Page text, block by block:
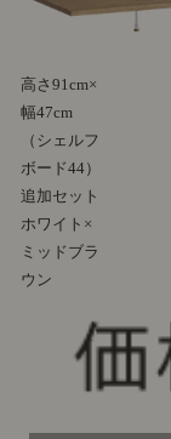
高さ91cm×
幅47cm
（シェルフ
ボード44）
追加セット
ホワイト×
ミッドブラ
ウン